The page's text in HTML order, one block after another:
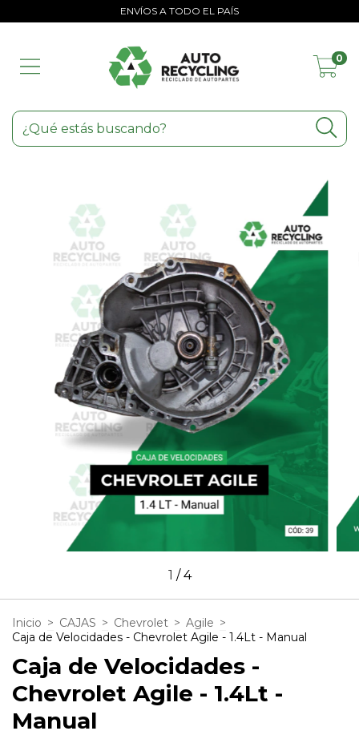
ENVÍOS A TODO EL PAÍS
0
1 /4
Inicio > CAJAS > Chevrolet > Agile >
Caja de Velocidades - Chevrolet Agile - 1.4Lt - Manual
Caja de Velocidades -
Chevrolet Agile - 1.4Lt -
Manual